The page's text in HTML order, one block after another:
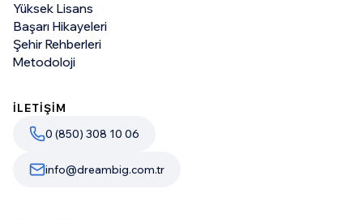
Yüksek Lisans
Başarı Hikayeleri
Şehir Rehberleri
Metodoloji
İLETİŞİM
0 (850) 308 10 06
info@dreambig.com.tr